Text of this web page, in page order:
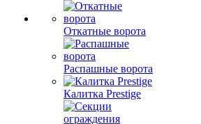
Откатные ворота
Распашные ворота
Калитка Prestige